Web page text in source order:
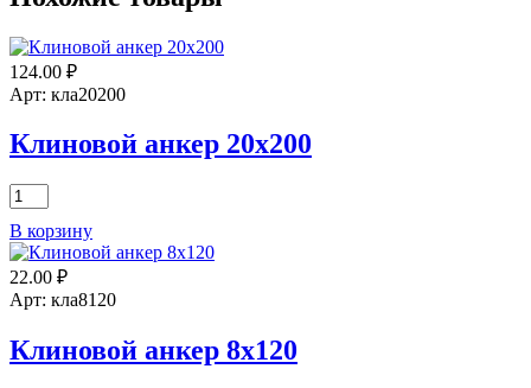
124.00 ₽
Арт: кла20200
Клиновой анкер 20х200
Количество
товара
Клиновой
анкер
20х200
В корзину
22.00 ₽
Арт: кла8120
Клиновой анкер 8х120